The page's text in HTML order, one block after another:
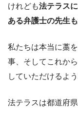
けれども法テラス
ある弁護士の先生
私たちは本当に藁
事、そしてこれか
していただけるよ
法テラスは都道府